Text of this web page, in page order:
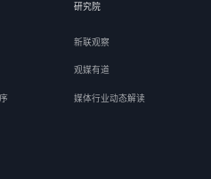
研究院
新联观察
观媒有道
媒体行业动态解读